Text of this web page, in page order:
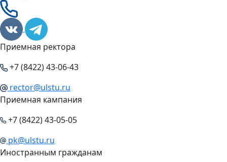
Приемная ректора
+7 (8422) 43-06-43
rector@ulstu.ru
Приемная кампания
+7 (8422) 43-05-05
pk@ulstu.ru
Иностранным гражданам